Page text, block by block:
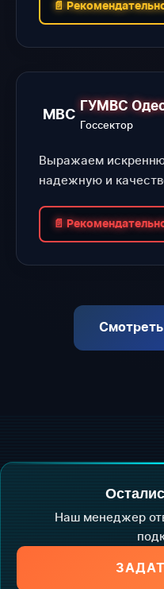
📄
МВС
ГУМВС
Госсектор
Выражаем
надежную и
📄
Наш менеджер